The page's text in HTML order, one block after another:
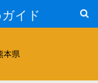
イド
本県